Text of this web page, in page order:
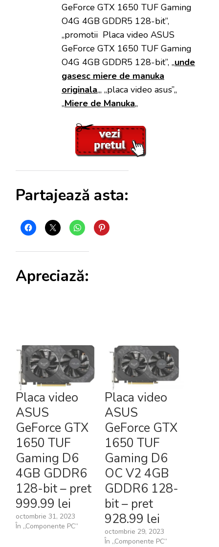
GeForce GTX 1650 TUF Gaming
O4G 4GB GDDR5 128-bit”,
„promotii Placa video ASUS
GeForce GTX 1650 TUF Gaming
O4G 4GB GDDR5 128-bit”, „unde
gasesc miere de manuka
originala„, „placa video asus”,,
„Miere de Manuka„
Partajează asta:
Apreciază:
Placa video
ASUS
GeForce GTX
1650 TUF
Gaming D6
4GB GDDR6
128-bit – pret
999.99 lei
octombrie 31, 2023
În „Componente PC”
Placa video
ASUS
GeForce GTX
1650 TUF
Gaming D6
OC V2 4GB
GDDR6 128-
bit – pret
928.99 lei
octombrie 29, 2023
În „Componente PC”